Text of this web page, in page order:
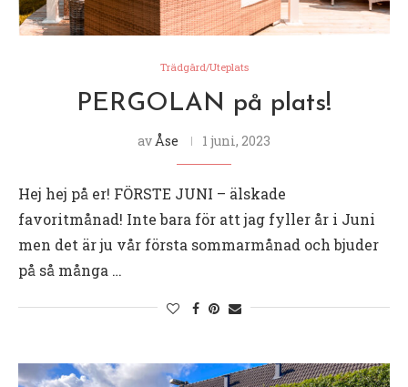
Trädgård/Uteplats
PERGOLAN på plats!
av Åse 1 juni, 2023
Hej hej på er! FÖRSTE JUNI – älskade
favoritmånad! Inte bara för att jag fyller år i Juni
men det är ju vår första sommarmånad och bjuder
på så många …